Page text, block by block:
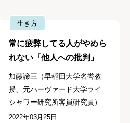
生き方
常に疲弊してる人がやめら
れない「他人への批判」
加藤諦三（早稲田大学名誉教
授、元ハーヴァード大学ライ
シャワー研究所客員研究員）
2022年03月25日